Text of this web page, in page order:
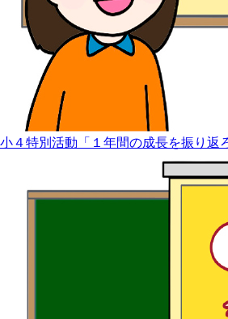
小４特別活動「１年間の成長を振り返